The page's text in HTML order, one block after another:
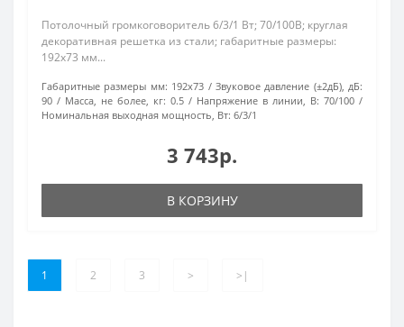
Потолочный громкоговоритель 6/3/1 Вт; 70/100В; круглая
декоративная решетка из стали; габаритные размеры:
192х73 мм...
Габаритные размеры мм: 192х73
Звуковое давление (±2дБ), дБ:
90
Масса, не более, кг: 0.5 Напряжение в линии, В: 70/100
Номинальная выходная мощность, Вт: 6/3/1
3 743р.
В КОРЗИНУ
1 2 3 > >|